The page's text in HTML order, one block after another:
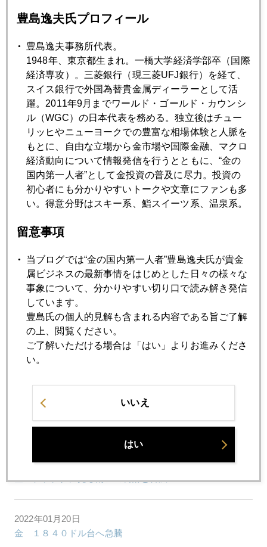
1月 2月 3月 4月 5月 6月
7月 8月 9月 10月 11月 12月
2022年01月31日
パウエル氏、市場の敵役に転身、株も金も転機
2022年01月28日
パウエル議長、強力なタカ派となり、金１８００ドル割れ
パウエル氏との蜜月に終止符？ＦＯＭＣ後、金急落
2022年01月26日
「ウクライナ有事の金」にご用心
2022年01月24日
当代随一のバブル研究者、日本株と金を推奨
2022年01月21日
金・プラチナに見る南アの凋落と苦渋
2022年01月20日
金 １８４０ドル台へ急騰
豊島逸夫氏プロフィール
豊島逸夫事務所代表。
1948年、東京都生まれ。一橋大学経済学部卒（国際
経済専攻）。三菱銀行（現三菱UFJ銀行）を経て、
スイス銀行で外国為替貴金属ディーラーとして活
躍。2011年9月までワールド・ゴールド・カウンシ
ル（WGC）の日本代表を務める。独立後はチュー
リッヒやニューヨークでの豊富な相場体験と人脈を
もとに、自由な立場から金市場や国際金融、マクロ
経済動向について情報発信を行うとともに、“金の
国内第一人者”として金投資の普及に尽力。投資の
初心者にも分かりやすいトークや文章にファンも多
い。得意分野はスキー系、鮨スイーツ系、温泉系。
留意事項
当ブログでは“金の国内第一人者”豊島逸夫氏が貴金
属ビジネスの最新事情をはじめとした日々の様々な
事象について、分かりやすい切り口で読み解き発信
しています。
豊島氏の個人的見解も含まれる内容である旨ご了解
の上、閲覧ください。
ご了解いただける場合は「はい」よりお進みくださ
い。
いいえ
はい